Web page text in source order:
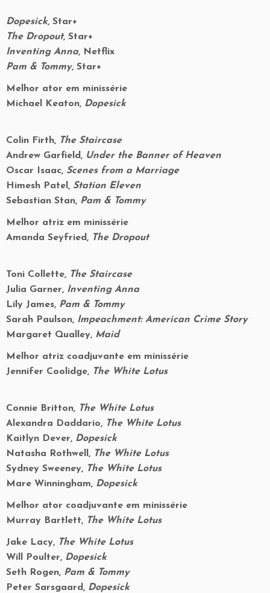
Dopesick, Star+
The Dropout, Star+
Inventing Anna, Netflix
Pam & Tommy, Star+
Melhor ator em minissérie
Michael Keaton, Dopesick
Colin Firth, The Staircase
Andrew Garfield, Under the Banner of Heaven
Oscar Isaac, Scenes from a Marriage
Himesh Patel, Station Eleven
Sebastian Stan, Pam & Tommy
Melhor atriz em minissérie
Amanda Seyfried, The Dropout
Toni Collette, The Staircase
Julia Garner, Inventing Anna
Lily James, Pam & Tommy
Sarah Paulson, Impeachment: American Crime Story
Margaret Qualley, Maid
Melhor atriz coadjuvante em minissérie
Jennifer Coolidge, The White Lotus
Connie Britton, The White Lotus
Alexandra Daddario, The White Lotus
Kaitlyn Dever, Dopesick
Natasha Rothwell, The White Lotus
Sydney Sweeney, The White Lotus
Mare Winningham, Dopesick
Melhor ator coadjuvante em minissérie
Murray Bartlett, The White Lotus
Jake Lacy, The White Lotus
Will Poulter, Dopesick
Seth Rogen, Pam & Tommy
Peter Sarsgaard, Dopesick